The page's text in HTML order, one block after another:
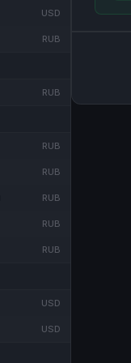
USD
RUB
RUB
RUB
RUB
RUB
RUB
RUB
USD
USD